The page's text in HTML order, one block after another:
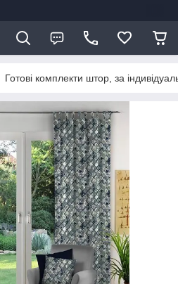
Готові комплекти штор, за